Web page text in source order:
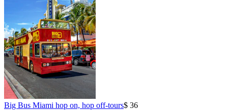
Big Bus Miami hop on, hop off-tours$ 36